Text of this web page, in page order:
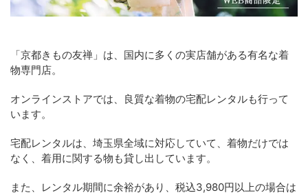
「京都きもの友禅」は、国内に多くの実店舗がある有名な着
物専門店。
オンラインストアでは、良質な着物の宅配レンタルも行って
います。
宅配レンタルは、埼玉県全域に対応していて、着物だけでは
なく、着用に関する物も貸し出しています。
また、レンタル期間に余裕があり、税込3,980円以上の場合は